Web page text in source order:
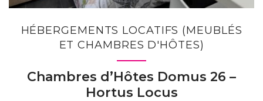
HÉBERGEMENTS LOCATIFS (MEUBLÉS
ET CHAMBRES D'HÔTES)
Chambres d’Hôtes Domus 26 –
Hortus Locus